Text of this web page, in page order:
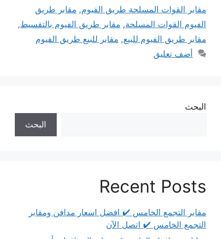
مقابر القوات المسلحة طريق الفيوم, مقابر طريق
الفيوم القوات المسلحة, مقابر طريق الفيوم بالتقسيط,
مقابر طريق الفيوم للبيع, مقابر للبيع طريق الفيوم
أضف تعليق
البحث
البحث
Recent Posts
مقابر التجمع الخامس ✔️ افضل اسعار مدافن ومقابر
التجمع الخامس ✔️ اتصل الآن